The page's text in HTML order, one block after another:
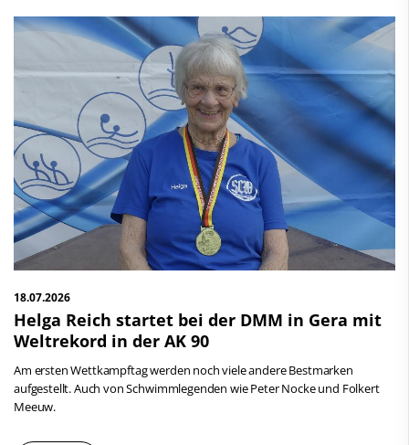
18.07.2026
Helga Reich startet bei der DMM in Gera mit
Weltrekord in der AK 90
Am ersten Wettkampftag werden noch viele andere Bestmarken
aufgestellt. Auch von Schwimmlegenden wie Peter Nocke und Folkert
Meeuw.